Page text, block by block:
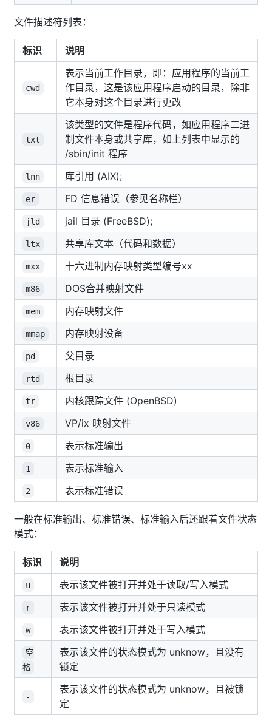
文件描述符列表：
标识 说明
cwd
表示当前工作目录，即：应用程序的当前工
作目录，这是该应用程序启动的目录，除非
它本身对这个目录进行更改
txt
该类型的文件是程序代码，如应用程序二进
制文件本身或共享库，如上列表中显示的
/sbin/init 程序
lnn 库引用 (AIX);
er FD 信息错误（参见名称栏）
jld jail 目录 (FreeBSD);
ltx 共享库文本（代码和数据）
mxx 十六进制内存映射类型编号xx
m86 DOS合并映射文件
mem 内存映射文件
mmap 内存映射设备
pd 父目录
rtd 根目录
tr 内核跟踪文件 (OpenBSD)
v86 VP/ix 映射文件
0 表示标准输出
1 表示标准输入
2 表示标准错误
一般在标准输出、标准错误、标准输入后还跟着文件状态
模式：
标识 说明
u 表示该文件被打开并处于读取/写入模式
r 表示该文件被打开并处于只读模式
w 表示该文件被打开并处于写入模式
空
格
表示该文件的状态模式为 unknow，且没有
锁定
-
表示该文件的状态模式为 unknow，且被锁
定